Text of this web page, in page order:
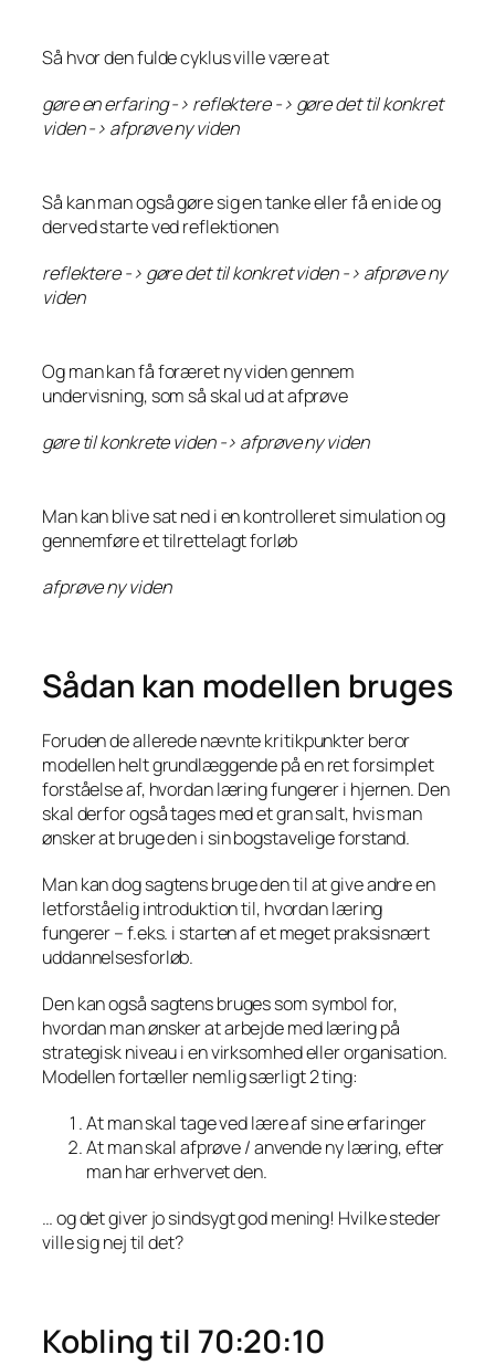
Så hvor den fulde cyklus ville være at
gøre en erfaring -> reflektere -> gøre det til konkret
viden -> afprøve ny viden
Så kan man også gøre sig en tanke eller få en ide og
derved starte ved reflektionen
reflektere -> gøre det til konkret viden -> afprøve ny
viden
Og man kan få foræret ny viden gennem
undervisning, som så skal ud at afprøve
gøre til konkrete viden -> afprøve ny viden
Man kan blive sat ned i en kontrolleret simulation og
gennemføre et tilrettelagt forløb
afprøve ny viden
Sådan kan modellen bruges
Foruden de allerede nævnte kritikpunkter beror
modellen helt grundlæggende på en ret forsimplet
forståelse af, hvordan læring fungerer i hjernen. Den
skal derfor også tages med et gran salt, hvis man
ønsker at bruge den i sin bogstavelige forstand.
Man kan dog sagtens bruge den til at give andre en
letforståelig introduktion til, hvordan læring
fungerer – f.eks. i starten af et meget praksisnært
uddannelsesforløb.
Den kan også sagtens bruges som symbol for,
hvordan man ønsker at arbejde med læring på
strategisk niveau i en virksomhed eller organisation.
Modellen fortæller nemlig særligt 2 ting:
At man skal tage ved lære af sine erfaringer
At man skal afprøve / anvende ny læring, efter
man har erhvervet den.
… og det giver jo sindsygt god mening! Hvilke steder
ville sig nej til det?
Kobling til 70:20:10